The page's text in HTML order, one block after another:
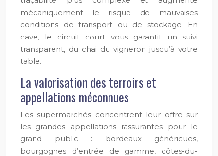
mécaniquement le risque de mauvaises
conditions de transport ou de stockage. En
cave, le circuit court vous garantit un suivi
transparent, du chai du vigneron jusqu’à votre
table.
La valorisation des terroirs et
appellations méconnues
Les supermarchés concentrent leur offre sur
les grandes appellations rassurantes pour le
grand public : bordeaux génériques,
bourgognes d’entrée de gamme, côtes-du-